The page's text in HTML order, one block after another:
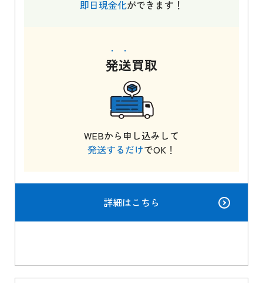
即日現金化ができます！
発送買取
WEBから申し込みして
発送するだけでOK！
詳細はこちら